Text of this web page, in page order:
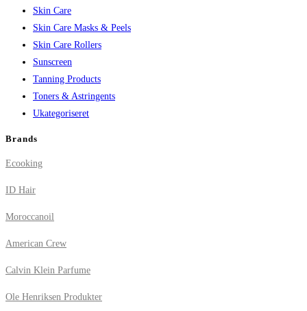
Skin Care
Skin Care Masks & Peels
Skin Care Rollers
Sunscreen
Tanning Products
Toners & Astringents
Ukategoriseret
Brands
Ecooking
ID Hair
Moroccanoil
American Crew
Calvin Klein Parfume
Ole Henriksen Produkter